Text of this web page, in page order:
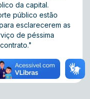
da capital.
público estão
esclarecerem as
de péssima
GO